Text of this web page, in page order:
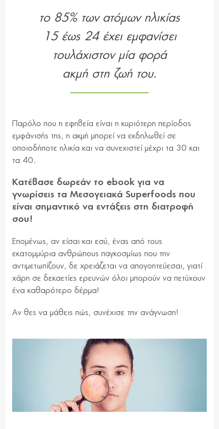
το 85% των ατόμων ηλικίας
15 έως 24 έχει εμφανίσει
τουλάχιστον μία φορά
ακμή στη ζωή του.
Παρόλο που η εφηβεία είναι η κυριότερη περίοδος
εμφάνισής της, η ακμή μπορεί να εκδηλωθεί σε
οποιοδήποτε ηλικία και να συνεχιστεί μέχρι τα 30 και
τα 40.
Κατέβασε δωρεάν το ebook για να
γνωρίσεις τα Μεσογειακά Superfoods που
είναι σημαντικό να εντάξεις στη διατροφή
σου!
Επομένως, αν είσαι και εσύ, ένας από τους
εκατομμύρια ανθρώπους παγκοσμίως που την
αντιμετωπίζουν, δε χρειάζεται να απογοητεύεσαι, γιατί
χάρη σε δεκαετίες ερευνών όλοι μπορούν να πετύχουν
ένα καθαρότερο δέρμα!
Αν θες να μάθεις πώς, συνέχισε την ανάγνωση!